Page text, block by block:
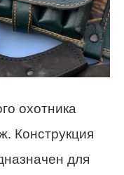
охотника
Конструкция
для